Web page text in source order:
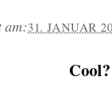
am:31. JANUAR
Cool?